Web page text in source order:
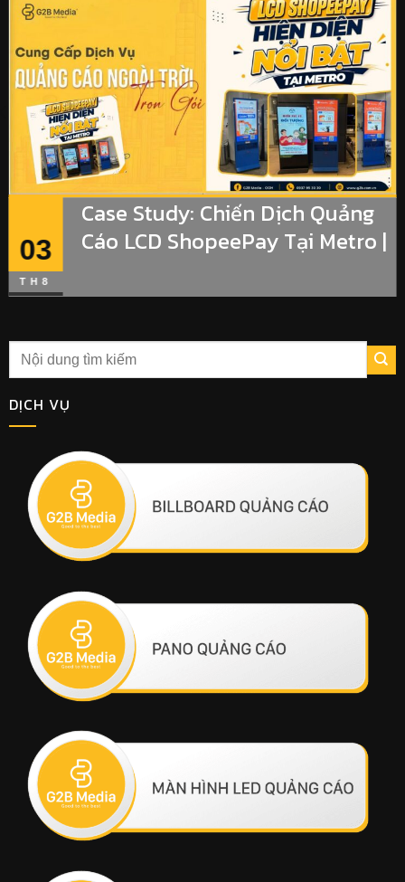
03
TH8
Case Study: Chiến Dịch Quảng
Cáo LCD ShopeePay Tại Metro |
DỊCH VỤ